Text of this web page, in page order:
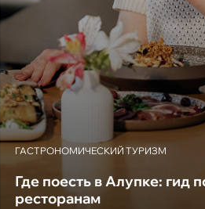
ГАСТРОНОМИЧЕСКИЙ ТУРИЗМ
Где поесть в Алупке: гид
ресторанам